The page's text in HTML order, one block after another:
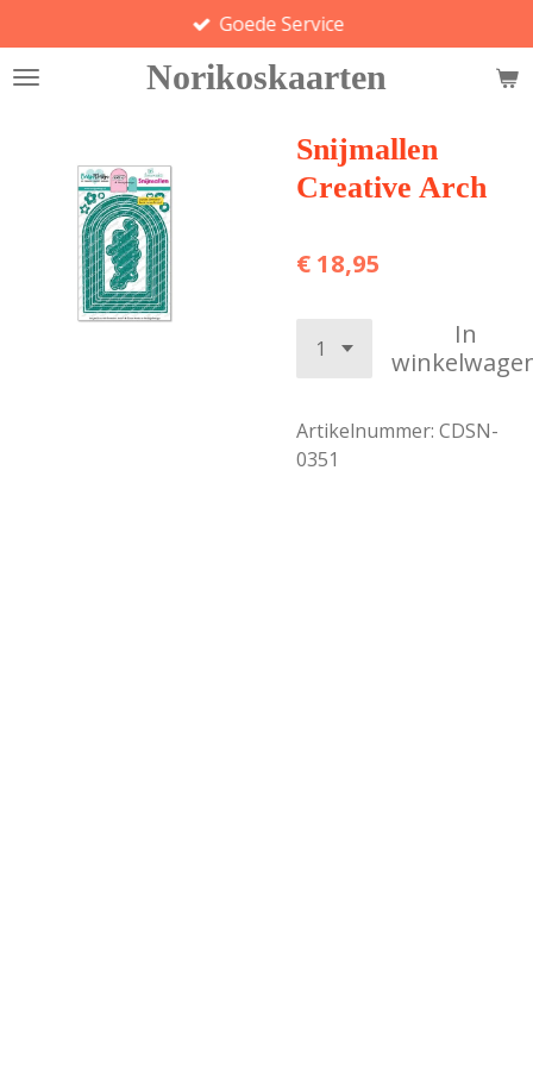
direct
naar
Norikoskaarten
Goede Service
Snijmallen
Creative Arch
€ 18,95
In
Artikelnummer: CDSN-
0351